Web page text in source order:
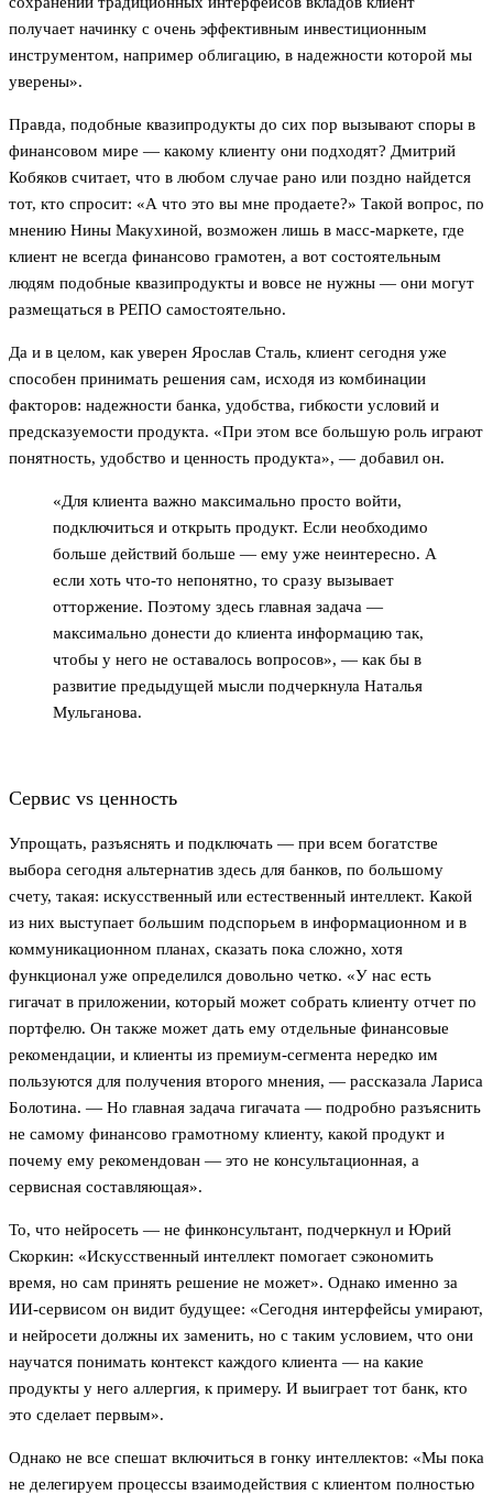
получает начинку с очень эффективным инвестиционным
инструментом, например облигацию, в надежности которой мы
уверены».
Правда, подобные квазипродукты до сих пор вызывают споры в
финансовом мире — какому клиенту они подходят? Дмитрий
Кобяков считает, что в любом случае рано или поздно найдется
тот, кто спросит: «А что это вы мне продаете?» Такой вопрос, по
мнению Нины Макухиной, возможен лишь в масс-маркете, где
клиент не всегда финансово грамотен, а вот состоятельным
людям подобные квазипродукты и вовсе не нужны — они могут
размещаться в РЕПО самостоятельно.
Да и в целом, как уверен Ярослав Сталь, клиент сегодня уже
способен принимать решения сам, исходя из комбинации
факторов: надежности банка, удобства, гибкости условий и
предсказуемости продукта. «При этом все большую роль играют
понятность, удобство и ценность продукта», — добавил он.
«Для клиента важно максимально просто войти,
подключиться и открыть продукт. Если необходимо
больше действий больше — ему уже неинтересно. А
если хоть что-то непонятно, то сразу вызывает
отторжение. Поэтому здесь главная задача —
максимально донести до клиента информацию так,
чтобы у него не оставалось вопросов», — как бы в
развитие предыдущей мысли подчеркнула Наталья
Мульганова.
Сервис vs ценность
Упрощать, разъяснять и подключать — при всем богатстве
выбора сегодня альтернатив здесь для банков, по большому
счету, такая: искусственный или естественный интеллект. Какой
из них выступает большим подспорьем в информационном и в
коммуникационном планах, сказать пока сложно, хотя
функционал уже определился довольно четко. «У нас есть
гигачат в приложении, который может собрать клиенту отчет по
портфелю. Он также может дать ему отдельные финансовые
рекомендации, и клиенты из премиум-сегмента нередко им
пользуются для получения второго мнения, — рассказала Лариса
Болотина. — Но главная задача гигачата — подробно разъяснить
не самому финансово грамотному клиенту, какой продукт и
почему ему рекомендован — это не консультационная, а
сервисная составляющая».
То, что нейросеть — не финконсультант, подчеркнул и Юрий
Скоркин: «Искусственный интеллект помогает сэкономить
время, но сам принять решение не может». Однако именно за
ИИ-сервисом он видит будущее: «Сегодня интерфейсы умирают,
и нейросети должны их заменить, но с таким условием, что они
научатся понимать контекст каждого клиента — на какие
продукты у него аллергия, к примеру. И выиграет тот банк, кто
это сделает первым».
Однако не все спешат включиться в гонку интеллектов: «Мы пока
не делегируем процессы взаимодействия с клиентом полностью